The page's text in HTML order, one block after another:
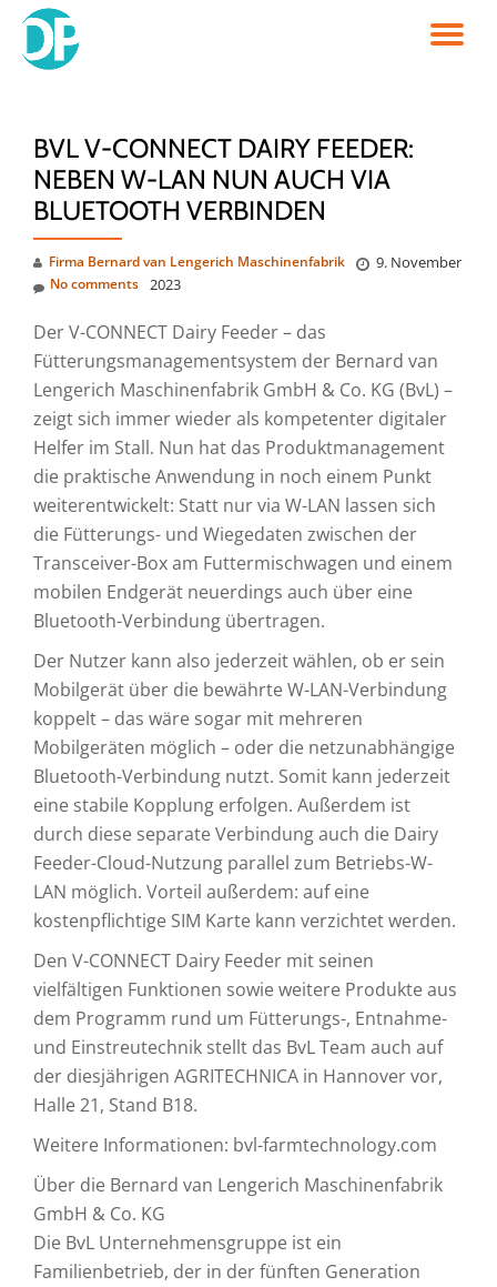
Skip
BVL V-CONNECT DAIRY FEEDER:
NEBEN W-LAN NUN AUCH VIA
BLUETOOTH VERBINDEN
Firma Bernard van Lengerich Maschinenfabrik
9. November
2023
No comments
Der V-CONNECT Dairy Feeder – das
Fütterungsmanagementsystem der Bernard van
Lengerich Maschinenfabrik GmbH & Co. KG (BvL) –
zeigt sich immer wieder als kompetenter digitaler
Helfer im Stall. Nun hat das Produktmanagement
die praktische Anwendung in noch einem Punkt
weiterentwickelt: Statt nur via W-LAN lassen sich
die Fütterungs- und Wiegedaten zwischen der
Transceiver-Box am Futtermischwagen und einem
mobilen Endgerät neuerdings auch über eine
Bluetooth-Verbindung übertragen.
Der Nutzer kann also jederzeit wählen, ob er sein
Mobilgerät über die bewährte W-LAN-Verbindung
koppelt – das wäre sogar mit mehreren
Mobilgeräten möglich – oder die netzunabhängige
Bluetooth-Verbindung nutzt. Somit kann jederzeit
eine stabile Kopplung erfolgen. Außerdem ist
durch diese separate Verbindung auch die Dairy
Feeder-Cloud-Nutzung parallel zum Betriebs-W-
LAN möglich. Vorteil außerdem: auf eine
kostenpflichtige SIM Karte kann verzichtet werden.
Den V-CONNECT Dairy Feeder mit seinen
vielfältigen Funktionen sowie weitere Produkte aus
dem Programm rund um Fütterungs-, Entnahme-
und Einstreutechnik stellt das BvL Team auch auf
der diesjährigen AGRITECHNICA in Hannover vor,
Halle 21, Stand B18.
Weitere Informationen: bvl-farmtechnology.com
Über die Bernard van Lengerich Maschinenfabrik
GmbH & Co. KG
Die BvL Unternehmensgruppe ist ein
Familienbetrieb, der in der fünften Generation